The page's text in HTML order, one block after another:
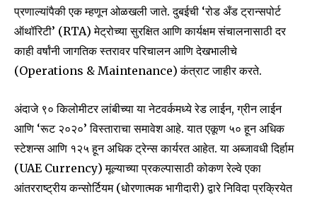
प्रणाल्यांपैकी एक म्हणून ओळखली जाते. दुबईची ‘रोड अँड ट्रान्सपोर्ट
ऑथॉरिटी’ (RTA) मेट्रोच्या सुरक्षित आणि कार्यक्षम संचालनासाठी दर
काही वर्षांनी जागतिक स्तरावर परिचालन आणि देखभालीचे
(Operations & Maintenance) कंत्राट जाहीर करते.
अंदाजे ९० किलोमीटर लांबीच्या या नेटवर्कमध्ये रेड लाईन, ग्रीन लाईन
आणि ‘रूट २०२०’ विस्ताराचा समावेश आहे. यात एकूण ५० हून अधिक
स्टेशन्स आणि १२५ हून अधिक ट्रेन्स कार्यरत आहेत. या अब्जावधी दिर्हाम
(UAE Currency) मूल्याच्या प्रकल्पासाठी कोकण रेल्वे एका
आंतरराष्ट्रीय कन्सोर्टियम (धोरणात्मक भागीदारी) द्वारे निविदा प्रक्रियेत